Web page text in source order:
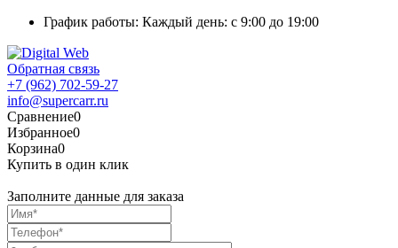
График работы: Каждый день: с 9:00 до 19:00
Обратная связь
+7 (962) 702-59-27
info@supercarr.ru
Сравнение0
Избранное0
Корзина0
Купить в один клик
Заполните данные для заказа